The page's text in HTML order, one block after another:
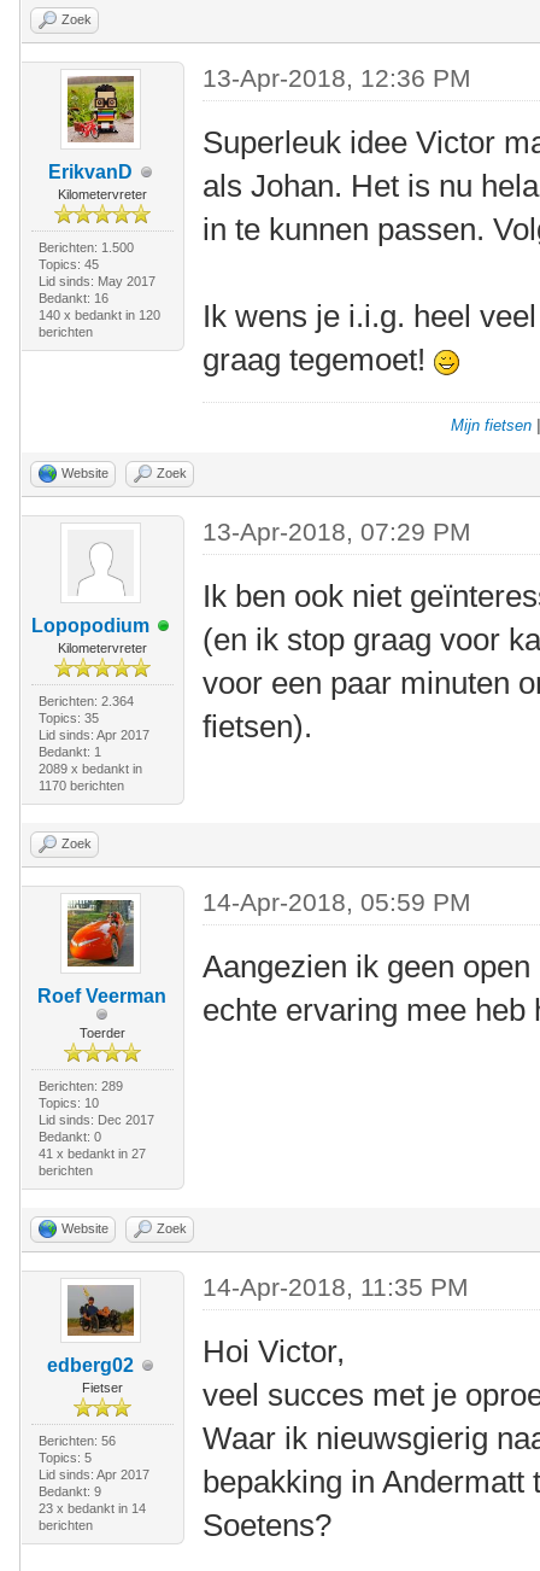
Zoek
ErikvanD
Kilometervreter
Berichten: 1.500
Topics: 45
Lid sinds: May 2017
Bedankt: 16
140 x bedankt in 120
berichten
13-Apr-2018, 12:36 PM
Superleuk idee Victor
als Johan. Het is nu
in te kunnen passen.
Ik wens je i.i.g. heel
graag tegemoet!
Mijn fietsen
Website Zoek
Lopopodium
Kilometervreter
Berichten: 2.364
Topics: 35
Lid sinds: Apr 2017
Bedankt: 1
2089 x bedankt in
1170 berichten
13-Apr-2018, 07:29 PM
Ik ben ook niet
(en ik stop graag voor
voor een paar minuten
fietsen).
Zoek
Roef Veerman
Toerder
Berichten: 289
Topics: 10
Lid sinds: Dec 2017
Bedankt: 0
41 x bedankt in 27
berichten
14-Apr-2018, 05:59 PM
Aangezien ik geen
echte ervaring mee heb
Website Zoek
edberg02
Fietser
Berichten: 56
Topics: 5
Lid sinds: Apr 2017
Bedankt: 9
23 x bedankt in 14
berichten
14-Apr-2018, 11:35 PM
Hoi Victor,
veel succes met je
Waar ik nieuwsgierig
bepakking in Andermatt
Soetens?